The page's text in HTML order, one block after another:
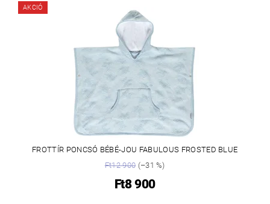
AKCIÓ
FROTTÍR PONCSÓ BÉBÉ-JOU FABULOUS FROSTED BLUE
Ft12 900(–31 %)
Ft8 900